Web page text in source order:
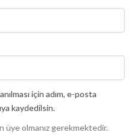
için adım, e-posta
kaydedilsin.
üye olmanız gerekmektedir.